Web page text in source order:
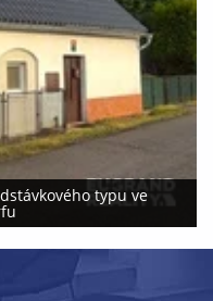
typu ve